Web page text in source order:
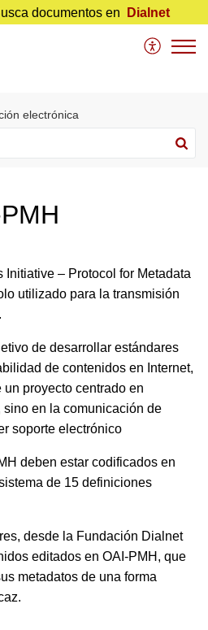
documentos en Dialnet
electrónica
Initiative – Protocol for Metadata
utilizado para la transmisión
de desarrollar estándares
de contenidos en Internet,
un proyecto centrado en
en la comunicación de
soporte electrónico
deben estar codificados en
de 15 definiciones
desde la Fundación Dialnet
editados en OAI-PMH, que
metadatos de una forma